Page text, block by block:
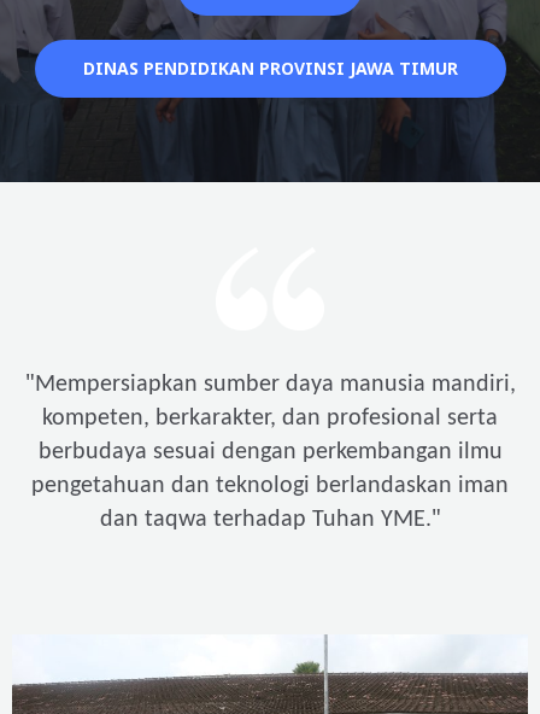
DINAS PENDIDIKAN PROVINSI JAWA TIMUR
"Mempersiapkan sumber daya manusia mandiri,
kompeten, berkarakter, dan profesional serta
berbudaya sesuai dengan perkembangan ilmu
pengetahuan dan teknologi berlandaskan iman
dan taqwa terhadap Tuhan YME."